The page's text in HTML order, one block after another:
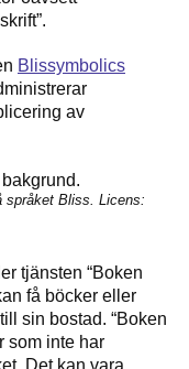
Blissymbolics
av
språket Bliss. Licens:
tjänsten “Boken
få böcker eller
sin bostad. “Boken
som inte har
Det kan vara